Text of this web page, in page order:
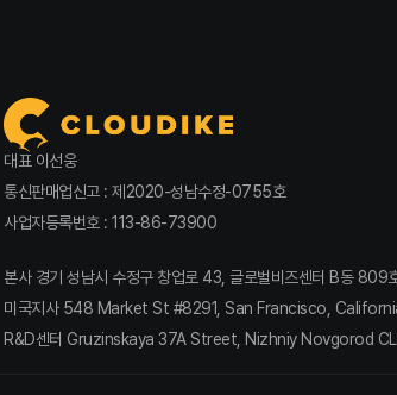
대표 이선웅
통신판매업신고 : 제2020-성남수정-0755호
사업자등록번호 : 113-86-73900
본사 경기 성남시 수정구 창업로 43, 글로벌비즈센터 B동
미국지사 548 Market St #8291, San Francisco,
R&D센터 Gruzinskaya 37A Street, Nizhniy Novgorod